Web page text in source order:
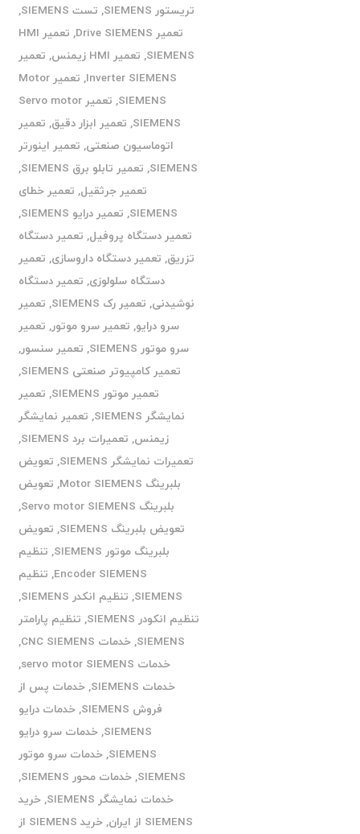
تریستور SIEMENS
, تست SIEMENS
,
تعمیر Drive SIEMENS
,
تعمیر HMI
SIEMENS
, تعمیر HMI زیمنس , تعمیر
Inverter SIEMENS
,
تعمیر Motor
SIEMENS
,
تعمیر Servo motor
SIEMENS
, تعمیر ابزار دقیق, تعمیر
اتوماسیون صنعتی, تعمیر اینورتر
SIEMENS
, تعمیر تابلو برق SIEMENS
,
تعمیر جرثقیل, تعمیر خطای
SIEMENS
, تعمیر درایو SIEMENS
,
تعمیر دستگاه پروفیل, تعمیر دستگاه
تزریق, تعمیر دستگاه داروسازی, تعمیر
دستگاه سلولوزی, تعمیر دستگاه
نوشیدنی, تعمیر رک SIEMENS , تعمیر
سرو درایو, تعمیر سرو موتور, تعمیر
سرو موتور SIEMENS
, تعمیر سنسور,
تعمیر کامپیوتر صنعتی SIEMENS
,
تعمیر موتور SIEMENS
, تعمیر
نمایشگر SIEMENS
, تعمیر نمایشگر
زیمنس, تعمیرات برد SIEMENS
,
تعمیرات نمایشگر SIEMENS
, تعویض
بلبرینگ Motor SIEMENS
, تعویض
بلبرینگ Servo motor SIEMENS
,
تعویض بلبرینگ SIEMENS
, تعویض
بلبرینگ موتور SIEMENS
, تنظیم
Encoder SIEMENS
, تنظیم
SIEMENS
, تنظیم انکدر SIEMENS
,
تنظیم انکودر SIEMENS
, تنظیم پارامتر
SIEMENS
,خدمات CNC SIEMENS
,
خدمات servo motor SIEMENS
,
خدمات SIEMENS
,خدمات پس از
فروش SIEMENS
,خدمات درایو
SIEMENS
,خدمات سرو درایو
SIEMENS
,خدمات سرو موتور
SIEMENS
,خدمات محور SIEMENS
,
خدمات نمایشگر SIEMENS
,خرید
SIEMENS از ایران
, خرید SIEMENS از